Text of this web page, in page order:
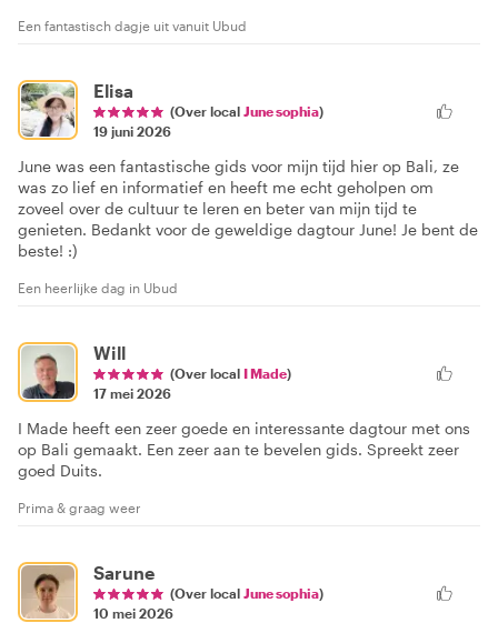
Een fantastisch dagje uit vanuit Ubud
Elisa
(Over local June sophia)
19 juni 2026
June was een fantastische gids voor mijn tijd hier op Bali, ze
was zo lief en informatief en heeft me echt geholpen om
zoveel over de cultuur te leren en beter van mijn tijd te
genieten. Bedankt voor de geweldige dagtour June! Je bent de
beste! :)
Een heerlijke dag in Ubud
Will
(Over local I Made)
17 mei 2026
I Made heeft een zeer goede en interessante dagtour met ons
op Bali gemaakt. Een zeer aan te bevelen gids. Spreekt zeer
goed Duits.
Prima & graag weer
Sarune
(Over local June sophia)
10 mei 2026